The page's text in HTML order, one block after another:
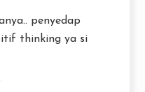
penyedap
thinking ya si